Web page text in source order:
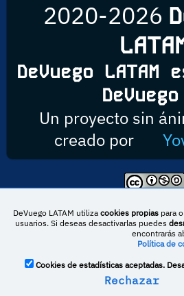
2020-2026
DeVuego
DeVuego
Un proyecto sin
creado por
NoComercial-CompartirIgual
DeVuego
DeVuego LATAM utiliza cookies propiaspara
usuarios. Si deseas desactivarlas puedes
encontrarás
Política de
Cookies de estadísticas aceptadas.
Rechazar